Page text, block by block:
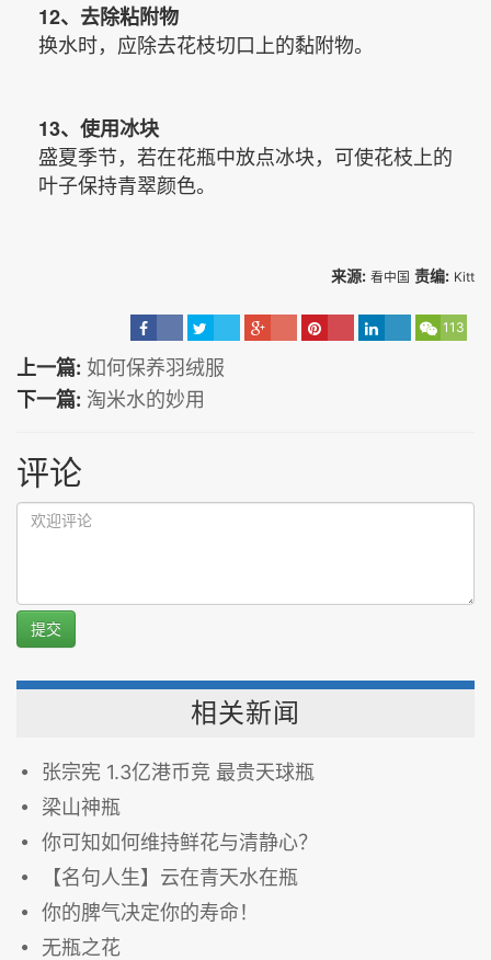
12、去除粘附物
换水时，应除去花枝切口上的黏附物。
13、使用冰块
盛夏季节，若在花瓶中放点冰块，可使花枝上的
叶子保持青翠颜色。
来源: 看中国 责编: Kitt
113
上一篇: 如何保养羽绒服
下一篇: 淘米水的妙用
评论
提交
相关新闻
张宗宪 1.3亿港币竞 最贵天球瓶
梁山神瓶
你可知如何维持鲜花与清静心？
【名句人生】云在青天水在瓶
你的脾气决定你的寿命！
无瓶之花